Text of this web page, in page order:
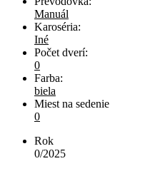
Manuál
Karoséria:
Iné
Počet dverí:
0
Farba:
biela
Miest na sedenie
0
Rok
0/2025